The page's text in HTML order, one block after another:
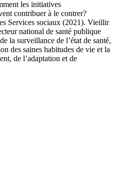
les initiatives
contribuer à le contrer?
Services sociaux (2021). Vieillir
national de santé publique
la surveillance de l’état de santé,
des saines habitudes de vie et la
de l’adaptation et de